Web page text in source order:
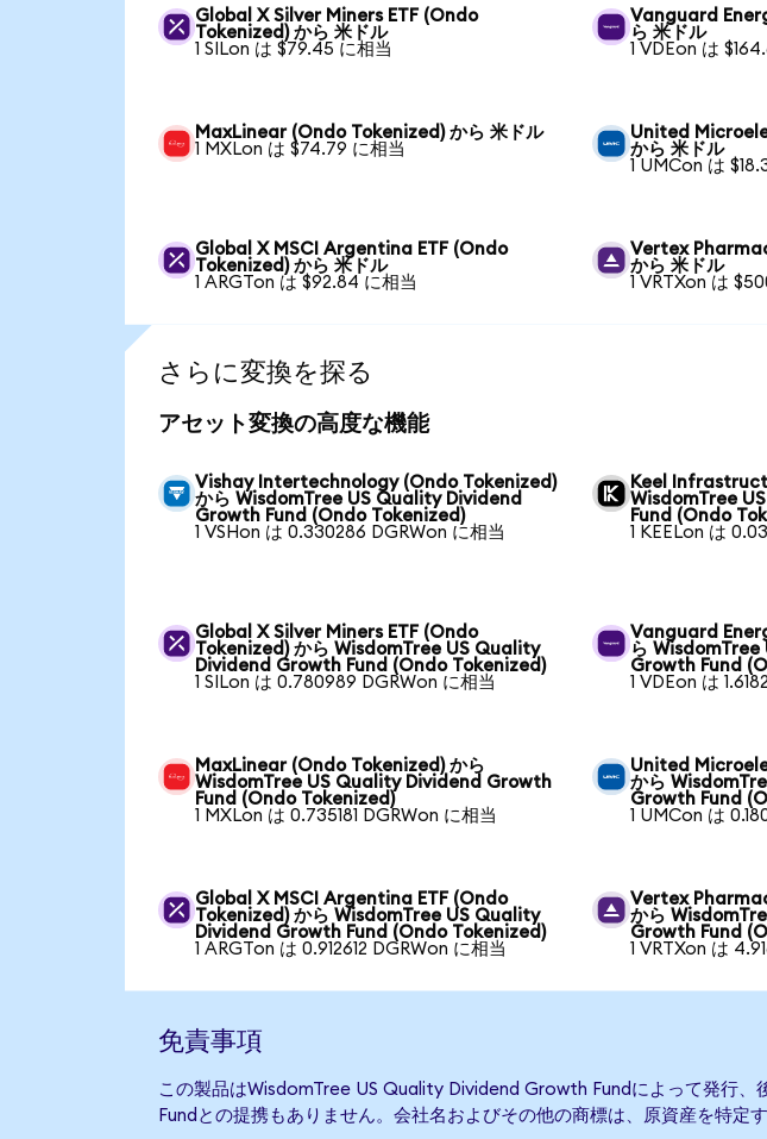
Global X Silver Miners ETF (Ondo
Tokenized) から 米ドル
1 SILon は $79.45 に相当
Vanguard
ら 米ドル
1 VDEon は
MaxLinear (Ondo Tokenized) から 米ドル
1 MXLon は $74.79 に相当
United
から 米ドル
1 UMCon は
Global X MSCI Argentina ETF (Ondo
Tokenized) から 米ドル
1 ARGTon は $92.84 に相当
Vertex
から 米ドル
1 VRTXon は
さらに変換を探る
アセット変換の高度な機能
Vishay Intertechnology (Ondo Tokenized)
から WisdomTree US Quality Dividend
Growth Fund (Ondo Tokenized)
1 VSHon は 0.330286 DGRWon に相当
Keel
WisdomTree
Fund (Ondo
1 KEELon は
Global X Silver Miners ETF (Ondo
Tokenized) から WisdomTree US Quality
Dividend Growth Fund (Ondo Tokenized)
1 SILon は 0.780989 DGRWon に相当
Vanguard
ら
Growth Fund
1 VDEon は
MaxLinear (Ondo Tokenized) から
WisdomTree US Quality Dividend Growth
Fund (Ondo Tokenized)
1 MXLon は 0.735181 DGRWon に相当
United
から
Growth Fund
1 UMCon は
Global X MSCI Argentina ETF (Ondo
Tokenized) から WisdomTree US Quality
Dividend Growth Fund (Ondo Tokenized)
1 ARGTon は 0.912612 DGRWon に相当
Vertex
から
Growth Fund
1 VRTXon は
免責事項
この製品はWisdomTree US Quality Dividend Growth Fundによって発行
Fundとの提携もありません。会社名およびその他の商標は、原資産を特定